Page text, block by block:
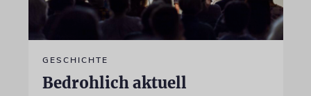
GESCHICHTE
Bedrohlich aktuell